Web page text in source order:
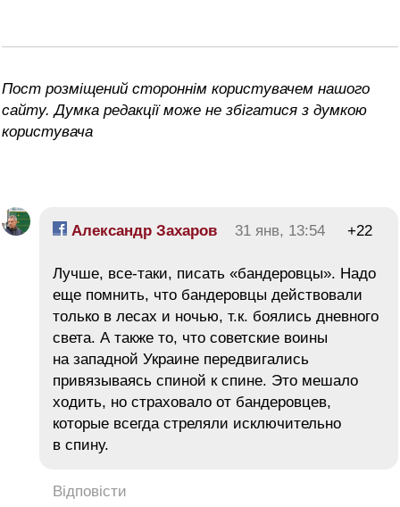
Пост розміщений стороннім користувачем нашого
сайту. Думка редакції може не збігатися з думкою
користувача
Александр Захаров 31 янв, 13:54 +22
Лучше, все-таки, писать «бандеровцы». Надо
еще помнить, что бандеровцы действовали
только в лесах и ночью, т.к. боялись дневного
света. А также то, что советские воины
на западной Украине передвигались
привязываясь спиной к спине. Это мешало
ходить, но страховало от бандеровцев,
которые всегда стреляли исключительно
в спину.
Відповісти